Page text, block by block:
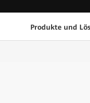
Produkte und